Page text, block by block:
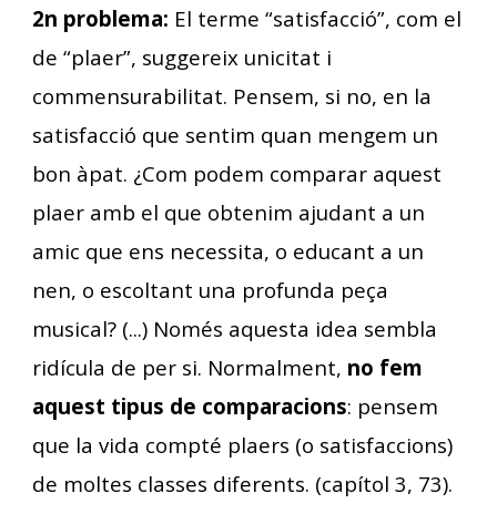
2n problema: El terme “satisfacció”, com el
de “plaer”, suggereix unicitat i
commensurabilitat. Pensem, si no, en la
satisfacció que sentim quan mengem un
bon àpat. ¿Com podem comparar aquest
plaer amb el que obtenim ajudant a un
amic que ens necessita, o educant a un
nen, o escoltant una profunda peça
musical? (...) Només aquesta idea sembla
ridícula de per si. Normalment, no fem
aquest tipus de comparacions: pensem
que la vida compté plaers (o satisfaccions)
de moltes classes diferents. (capítol 3, 73).